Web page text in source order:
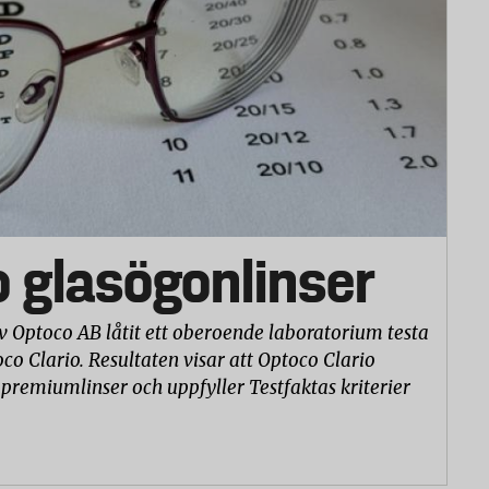
sex gånger i olika positioner.
i 15 + 30 minuter. Sedan ett vattenbad under
eventuell vattengenomträngning.
av lampornas funktionalitet och hanterbarhet.
1 – 5) hur lamporna känns på huvudet, om de
och ljusfördelning)
och vattentålighetsprov)
glasögonlinser
Optoco AB låtit ett oberoende laboratorium testa
Clario. Resultaten visar att Optoco Clario
och uppfyller Testfaktas kriterier